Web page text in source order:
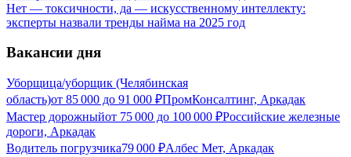
Нет — токсичности, да — искусственному интеллекту:
эксперты назвали тренды найма на 2025 год
Вакансии дня
Уборщица/уборщик (Челябинская
область)от 85 000 до 91 000 ₽ПромКонсалтинг, Аркадак
Мастер дорожныйот 75 000 до 100 000 ₽Российские железные
дороги, Аркадак
Водитель погрузчика79 000 ₽Албес Мет, Аркадак